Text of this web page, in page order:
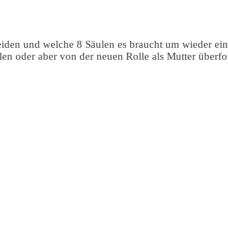
und welche 8 Säulen es braucht um wieder
oder aber von der neuen Rolle als Mutter